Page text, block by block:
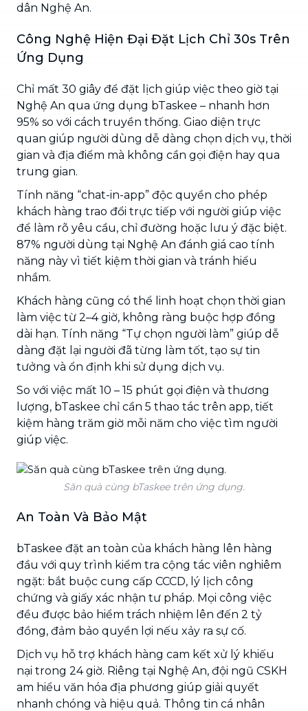
dân Nghệ An.
Công Nghệ Hiện Đại Đặt Lịch Chỉ 30s Trên
Ứng Dụng
Chỉ mất 30 giây để đặt lịch giúp việc theo giờ tại
Nghệ An qua ứng dụng bTaskee – nhanh hơn
95% so với cách truyền thống. Giao diện trực
quan giúp người dùng dễ dàng chọn dịch vụ, thời
gian và địa điểm mà không cần gọi điện hay qua
trung gian.
Tính năng “chat-in-app” độc quyền cho phép
khách hàng trao đổi trực tiếp với người giúp việc
để làm rõ yêu cầu, chỉ đường hoặc lưu ý đặc biệt.
87% người dùng tại Nghệ An đánh giá cao tính
năng này vì tiết kiệm thời gian và tránh hiểu
nhầm.
Khách hàng cũng có thể linh hoạt chọn thời gian
làm việc từ 2–4 giờ, không ràng buộc hợp đồng
dài hạn. Tính năng “Tự chọn người làm” giúp dễ
dàng đặt lại người đã từng làm tốt, tạo sự tin
tưởng và ổn định khi sử dụng dịch vụ.
So với việc mất 10 – 15 phút gọi điện và thương
lượng, bTaskee chỉ cần 5 thao tác trên app, tiết
kiệm hàng trăm giờ mỗi năm cho việc tìm người
giúp việc.
Săn quà cùng bTaskee trên ứng dụng.
An Toàn Và Bảo Mật
bTaskee đặt an toàn của khách hàng lên hàng
đầu với quy trình kiểm tra cộng tác viên nghiêm
ngặt: bắt buộc cung cấp CCCD, lý lịch công
chứng và giấy xác nhận tư pháp. Mọi công việc
đều được bảo hiểm trách nhiệm lên đến 2 tỷ
đồng, đảm bảo quyền lợi nếu xảy ra sự cố.
Dịch vụ hỗ trợ khách hàng cam kết xử lý khiếu
nại trong 24 giờ. Riêng tại Nghệ An, đội ngũ CSKH
am hiểu văn hóa địa phương giúp giải quyết
nhanh chóng và hiệu quả. Thông tin cá nhân